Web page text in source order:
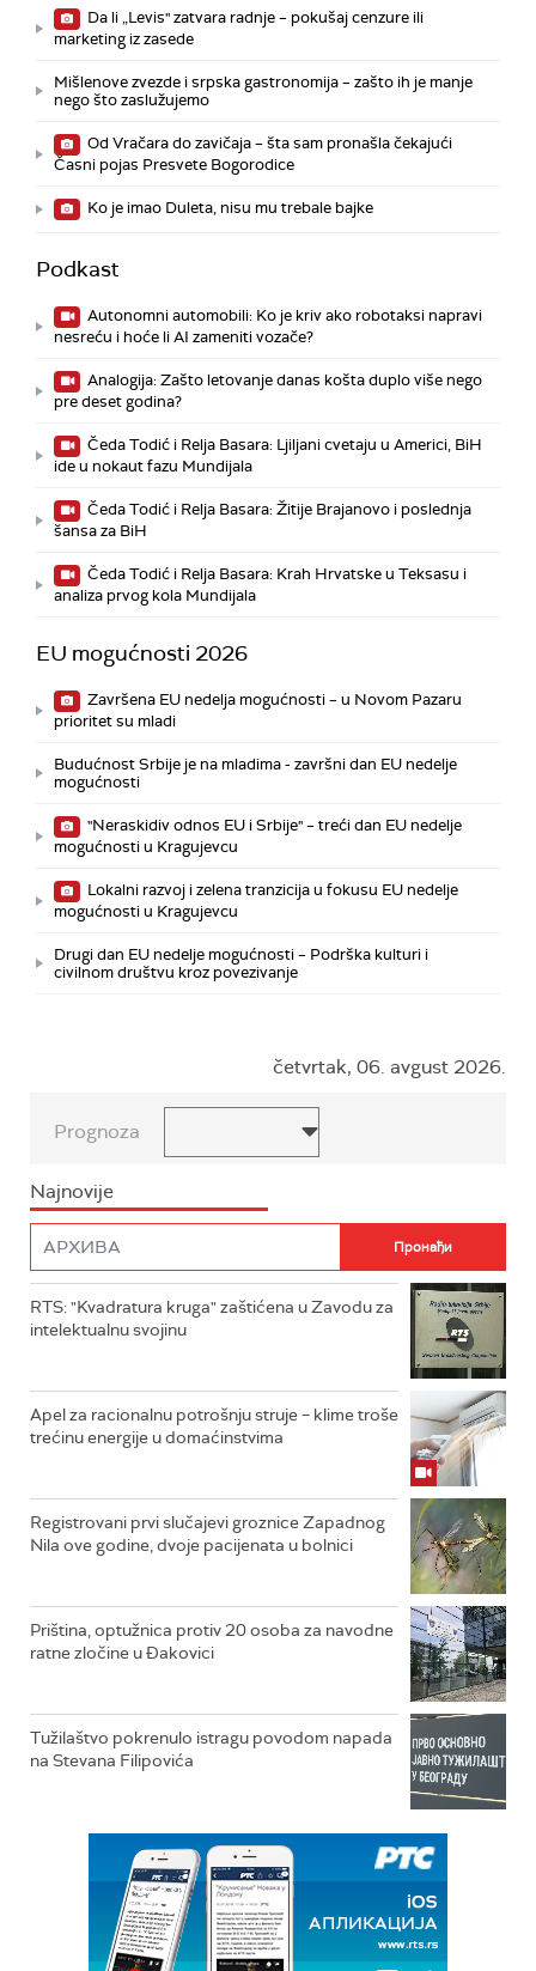
Da li „Levis" zatvara radnje – pokušaj cenzure ili
marketing iz zasede
Mišlenove zvezde i srpska gastronomija – zašto ih je manje
nego što zaslužujemo
Od Vračara do zavičaja – šta sam pronašla čekajući
Časni pojas Presvete Bogorodice
Ko je imao Duleta, nisu mu trebale bajke
Podkast
Autonomni automobili: Ko je kriv ako robotaksi napravi
nesreću i hoće li AI zameniti vozače?
Analogija: Zašto letovanje danas košta duplo više nego
pre deset godina?
Čeda Todić i Relja Basara: Ljiljani cvetaju u Americi, BiH
ide u nokaut fazu Mundijala
Čeda Todić i Relja Basara: Žitije Brajanovo i poslednja
šansa za BiH
Čeda Todić i Relja Basara: Krah Hrvatske u Teksasu i
analiza prvog kola Mundijala
EU mogućnosti 2026
Završena EU nedelja mogućnosti – u Novom Pazaru
prioritet su mladi
Budućnost Srbije je na mladima - završni dan EU nedelje
mogućnosti
"Neraskidiv odnos EU i Srbije" – treći dan EU nedelje
mogućnosti u Kragujevcu
Lokalni razvoj i zelena tranzicija u fokusu EU nedelje
mogućnosti u Kragujevcu
Drugi dan EU nedelje mogućnosti – Podrška kulturi i
civilnom društvu kroz povezivanje
četvrtak, 06. avgust 2026.
Prognoza
Najnovije
RTS: "Kvadratura kruga" zaštićena u Zavodu za
intelektualnu svojinu
Apel za racionalnu potrošnju struje – klime troše
trećinu energije u domaćinstvima
Registrovani prvi slučajevi groznice Zapadnog
Nila ove godine, dvoje pacijenata u bolnici
Priština, optužnica protiv 20 osoba za navodne
ratne zločine u Đakovici
Tužilaštvo pokrenulo istragu povodom napada
na Stevana Filipovića